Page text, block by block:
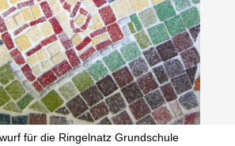
für die Ringelnatz Grundschule